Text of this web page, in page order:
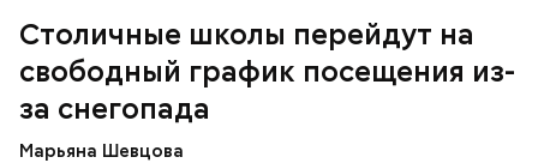
Столичные школы перейдут на
свободный график посещения из-
за снегопада
Марьяна Шевцова